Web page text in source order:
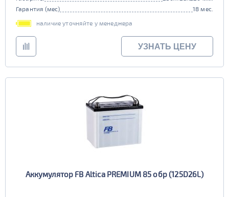
Гарантия (мес)
18 мес.
наличие уточняйте у менеджера
УЗНАТЬ ЦЕНУ
Аккумулятор FB Altica PREMIUM 85 обр (125D26L)